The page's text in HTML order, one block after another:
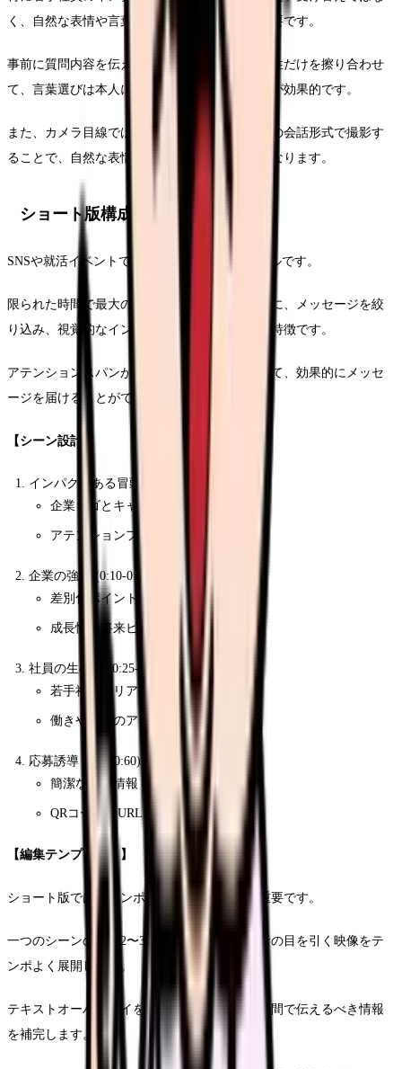
く、自然な表情や言葉遣いを引き出す工夫が必要です。
事前に質問内容を伝えておき、回答内容の方向性だけを擦り合わせ
て、言葉選びは本人に任せるというアプローチが効果的です。
また、カメラ目線ではなく、インタビュアーとの会話形式で撮影す
ることで、自然な表情や感情を引き出しやすくなります。
ショート版構成モデル (60秒型)
SNSや就活イベントでの活用に最適な短尺モデルです。
限られた時間で最大のインパクトを与えるために、メッセージを絞
り込み、視覚的なインパクトを重視した構成が特徴です。
アテンションスパンが短い現代の視聴者に対して、効果的にメッセ
ージを届けることができます。
【シーン設計】
インパクトある冒頭 (0:00-0:10)
企業ロゴとキャッチコピー
アテンションフック映像
企業の強み (0:10-0:25)
差別化ポイント
成長性・将来ビジョン
社員の生の声 (0:25-0:45)
若手社員のリアルな感想
働きやすさのアピール
応募誘導 (0:45-0:60)
簡潔な募集情報
QRコード・URL表示
【編集テンプレート】
ショート版では、テンポの良いカット割りが重要です。
一つのシーンの尺は2〜3秒程度に抑え、視聴者の目を引く映像をテ
ンポよく展開します。
テキストオーバーレイを効果的に活用し、短時間で伝えるべき情報
を補完します。